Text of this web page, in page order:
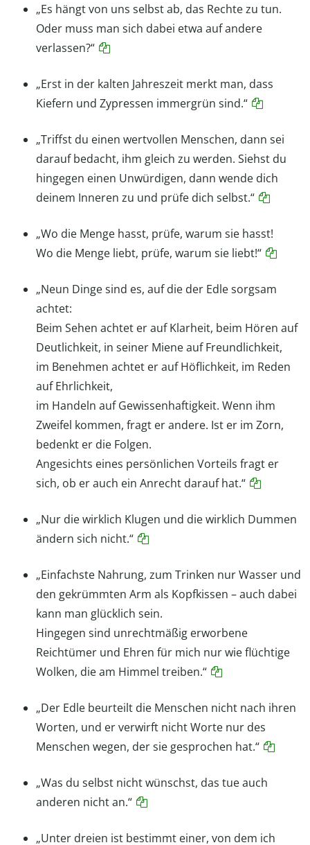
„Es hängt von uns selbst ab, das Rechte zu tun.
Oder muss man sich dabei etwa auf andere
verlassen?“
„Erst in der kalten Jahreszeit merkt man, dass
Kiefern und Zypressen immergrün sind.“
„Triffst du einen wertvollen Menschen, dann sei
darauf bedacht, ihm gleich zu werden. Siehst du
hingegen einen Unwürdigen, dann wende dich
deinem Inneren zu und prüfe dich selbst.“
„Wo die Menge hasst, prüfe, warum sie hasst!
Wo die Menge liebt, prüfe, warum sie liebt!“
„Neun Dinge sind es, auf die der Edle sorgsam
achtet:
Beim Sehen achtet er auf Klarheit, beim Hören auf
Deutlichkeit, in seiner Miene auf Freundlichkeit,
im Benehmen achtet er auf Höflichkeit, im Reden
auf Ehrlichkeit,
im Handeln auf Gewissenhaftigkeit. Wenn ihm
Zweifel kommen, fragt er andere. Ist er im Zorn,
bedenkt er die Folgen.
Angesichts eines persönlichen Vorteils fragt er
sich, ob er auch ein Anrecht darauf hat.“
„Nur die wirklich Klugen und die wirklich Dummen
ändern sich nicht.“
„Einfachste Nahrung, zum Trinken nur Wasser und
den gekrümmten Arm als Kopfkissen – auch dabei
kann man glücklich sein.
Hingegen sind unrechtmäßig erworbene
Reichtümer und Ehren für mich nur wie flüchtige
Wolken, die am Himmel treiben.“
„Der Edle beurteilt die Menschen nicht nach ihren
Worten, und er verwirft nicht Worte nur des
Menschen wegen, der sie gesprochen hat.“
„Was du selbst nicht wünschst, das tue auch
anderen nicht an.“
„Unter dreien ist bestimmt einer, von dem ich